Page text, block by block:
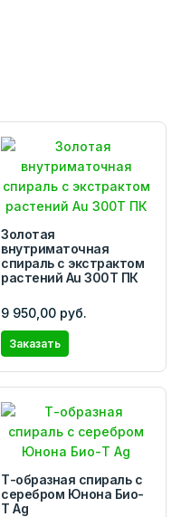
Золотая
внутриматочная
спираль с экстрактом
растений Au 300Т ПК
9 950,00 руб.
Заказать
Т-образная спираль с
серебром Юнона Био-
Т Ag